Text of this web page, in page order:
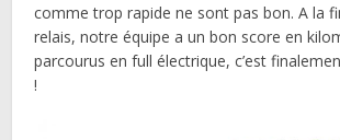
comme trop rapide ne sont pas bon. A la
relais, notre équipe a un bon score en
parcourus en full électrique, c’est
!